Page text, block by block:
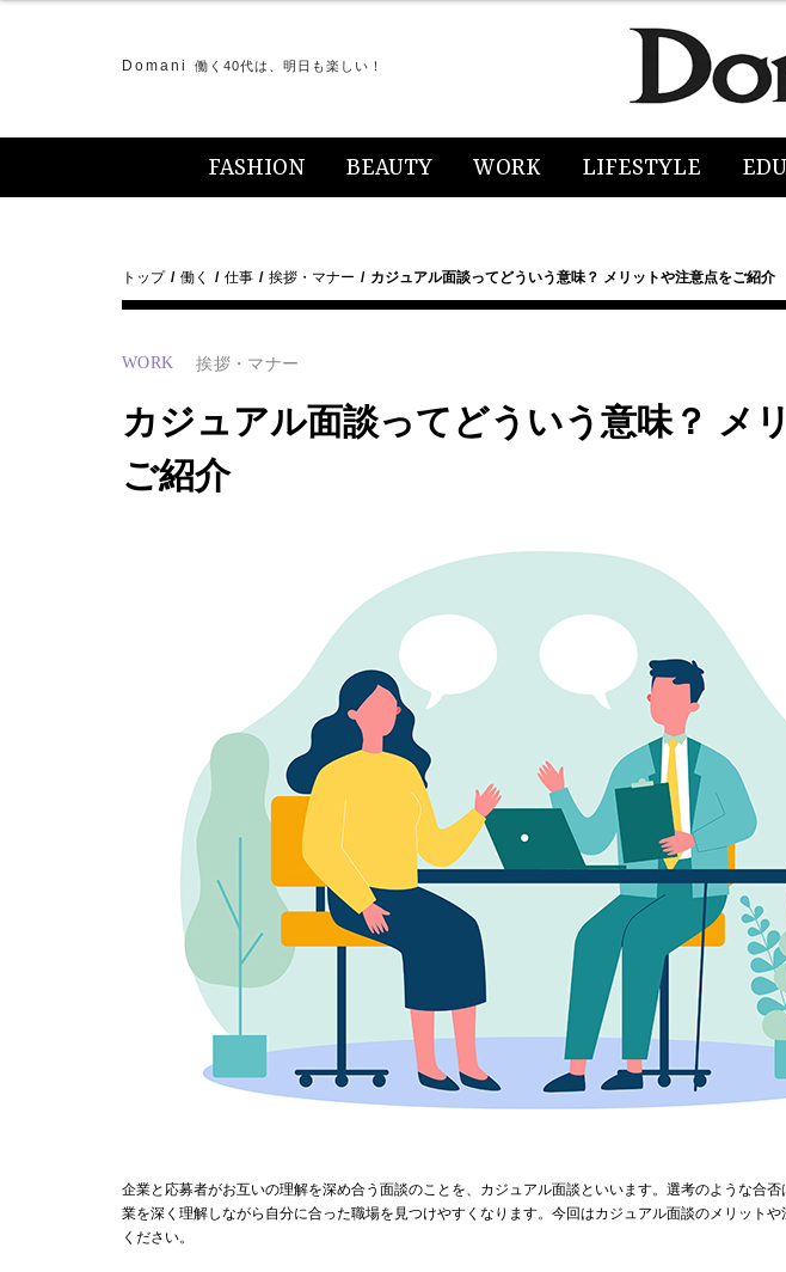
Domani 働く40代は、明日も楽しい！
FASHION BEAUTY WORK LIFESTYLE
トップ 働く 仕事 挨拶・マナー カジュアル面談ってどういう意味？ メリットや注意点をご紹介
WORK 挨拶・マナー
カジュアル面談ってどういう意味？ メ
ご紹介
企業と応募者がお互いの理解を深め合う面談のことを、カジュアル面談といいます。選考のような合
業を深く理解しながら自分に合った職場を見つけやすくなります。今回はカジュアル面談のメリット
ください。